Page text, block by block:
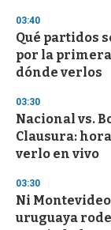
03:40
Qué partidos
por la
dónde verlos
03:30
Nacional vs.
Clausura:
verlo en vivo
03:30
Ni
uruguaya